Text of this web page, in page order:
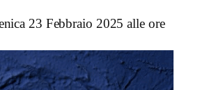
23 Febbraio 2025 alle ore